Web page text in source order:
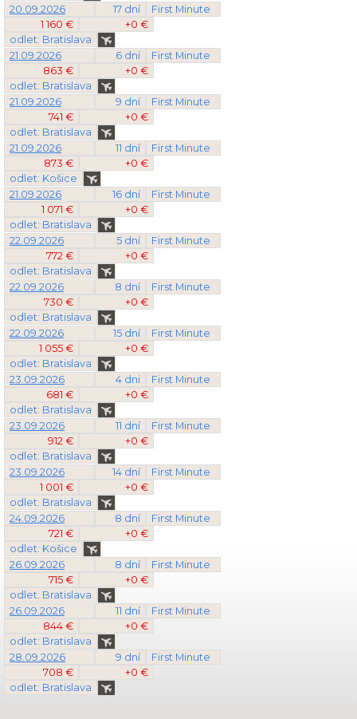
20.09.2026
17 dní
First Minute
1 160 €
+0 €
odlet: Bratislava
21.09.2026
6 dní
First Minute
863 €
+0 €
odlet: Bratislava
21.09.2026
9 dní
First Minute
741 €
+0 €
odlet: Bratislava
21.09.2026
11 dní
First Minute
873 €
+0 €
odlet: Košice
21.09.2026
16 dní
First Minute
1 071 €
+0 €
odlet: Bratislava
22.09.2026
5 dní
First Minute
772 €
+0 €
odlet: Bratislava
22.09.2026
8 dní
First Minute
730 €
+0 €
odlet: Bratislava
22.09.2026
15 dní
First Minute
1 055 €
+0 €
odlet: Bratislava
23.09.2026
4 dni
First Minute
681 €
+0 €
odlet: Bratislava
23.09.2026
11 dní
First Minute
912 €
+0 €
odlet: Bratislava
23.09.2026
14 dní
First Minute
1 001 €
+0 €
odlet: Bratislava
24.09.2026
8 dní
First Minute
721 €
+0 €
odlet: Košice
26.09.2026
8 dní
First Minute
715 €
+0 €
odlet: Bratislava
26.09.2026
11 dní
First Minute
844 €
+0 €
odlet: Bratislava
28.09.2026
9 dní
First Minute
708 €
+0 €
odlet: Bratislava